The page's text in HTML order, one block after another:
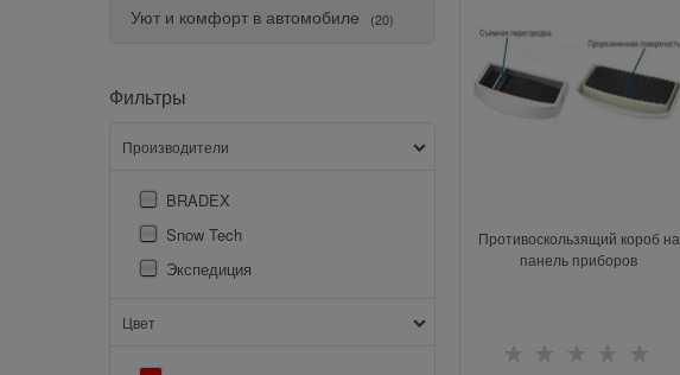
Уют и комфорт в автомобиле (20)
Фильтры
Производители
BRADEX
Snow Tech
Экспедиция
Цвет
Противоскользящий короб на
панель приборов